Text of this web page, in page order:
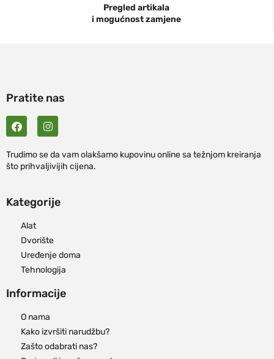
Pregled artikala
i mogućnost zamjene
Pratite nas
Trudimo se da vam olakšamo kupovinu online sa težnjom kreiranja
što prihvaljivijih cijena.
Kategorije
Alat
Dvorište
Uređenje doma
Tehnologija
Informacije
O nama
Kako izvršiti narudžbu?
Zašto odabrati nas?